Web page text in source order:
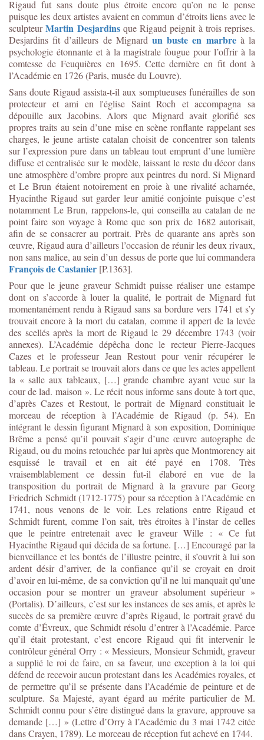
Rigaud fut sans doute plus étroite encore qu’on ne le pense
puisque les deux artistes avaient en commun d’étroits liens avec le
sculpteurMartin Desjardinsque Rigaud peignit à trois reprises.
Desjardins fit d’ailleurs de Mignard un buste en marbreà la
psychologie étonnante et à la magistrale fougue pour l’offrir à la
comtesse de Feuquières en 1695. Cette dernière en fit dont à
l’Académie en 1726 (Paris, musée du Louvre).
Sans doute Rigaud assista-t-il aux somptueuses funérailles de son
protecteur et ami en l'église Saint Roch et accompagna sa
dépouille aux Jacobins. Alors que Mignard avait glorifié ses
propres traits au sein d’une mise en scène ronflante rappelant ses
charges, le jeune artiste catalan choisit de concentrer son talents
sur l’expression pure dans un tableau tout emprunt d’une lumière
diffuse et centralisée sur le modèle, laissant le reste du décor dans
une atmosphère d’ombre propre aux peintres du nord. Si Mignard
et Le Brun étaient notoirement en proie à une rivalité acharnée,
Hyacinthe Rigaud sut garder leur amitié conjointe puisque c’est
notamment Le Brun, rappelons-le, qui conseilla au catalan de ne
point faire son voyage à Rome que son prix de 1682 autorisait,
afin de se consacrer au portrait. Près de quarante ans après son
œuvre, Rigaud aura d’ailleurs l’occasion de réunir les deux rivaux,
non sans malice, au sein d’un dessus de porte que lui commandera
François de Castanier [P.1363].
Pour que le jeune graveur Schmidt puisse réaliser une estampe
dont on s’accorde à louer la qualité, le portrait de Mignard fut
momentanément rendu à Rigaud sans sa bordure vers 1741 et s’y
trouvait encore à la mort du catalan, comme il appert de la levée
des scellés après la mort de Rigaud le 29 décembre 1743 (voir
annexes). L’Académie dépêcha donc le recteur Pierre-Jacques
Cazes et le professeur Jean Restout pour venir récupérer le
tableau. Le portrait se trouvait alors dans ce que les actes appellent
la « salle aux tableaux, […] grande chambre ayant veue sur la
cour de lad. maison ». Le récit nous informe sans doute à tort que,
d’après Cazes et Restout, le portrait de Mignard constituait le
morceau de réception à l’Académie de Rigaud (p. 54). En
intégrant le dessin figurant Mignard à son exposition, Dominique
Brême a pensé qu’il pouvait s’agir d’une œuvre autographe de
Rigaud, ou du moins retouchée par lui après que Montmorency ait
esquissé le travail et en ait été payé en 1708. Très
vraisemblablement ce dessin fut-il élaboré en vue de la
transposition du portrait de Mignard à la gravure par Georg
Friedrich Schmidt (1712-1775) pour sa réception à l’Académie en
1741, nous venons de le voir. Les relations entre Rigaud et
Schmidt furent, comme l’on sait, très étroites à l’instar de celles
que le peintre entretenait avec le graveur Wille : « Ce fut
Hyacinthe Rigaud qui décida de sa fortune. […] Encouragé par la
bienveillance et les bontés de l’illustre peintre, il s’ouvrit à lui son
ardent désir d’arriver, de la confiance qu’il se croyait en droit
d’avoir en lui-même, de sa conviction qu’il ne lui manquait qu’une
occasion pour se montrer un graveur absolument supérieur »
(Portalis). D’ailleurs, c’est sur les instances de ses amis, et après le
succès de sa première œuvre d’après Rigaud, le portrait gravé du
comte d’Évreux, que Schmidt résolu d’entrer à l’Académie. Parce
qu’il était protestant, c’est encore Rigaud qui fit intervenir le
contrôleur général Orry : « Messieurs, Monsieur Schmidt, graveur
a supplié le roi de faire, en sa faveur, une exception à la loi qui
défend de recevoir aucun protestant dans les Académies royales, et
de permettre qu’il se présente dans l’Académie de peinture et de
sculpture. Sa Majesté, ayant égard au mérite particulier de M.
Schmidt connu pour s’être distingué dans la gravure, approuve sa
demande […] » (Lettre d’Orry à l’Académie du 3 mai 1742 citée
dans Crayen, 1789). Le morceau de réception fut achevé en 1744.